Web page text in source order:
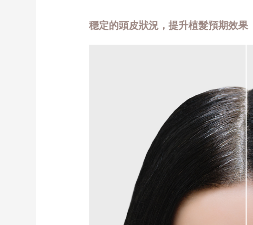
穩定的頭皮狀況，提升植髮預期效果